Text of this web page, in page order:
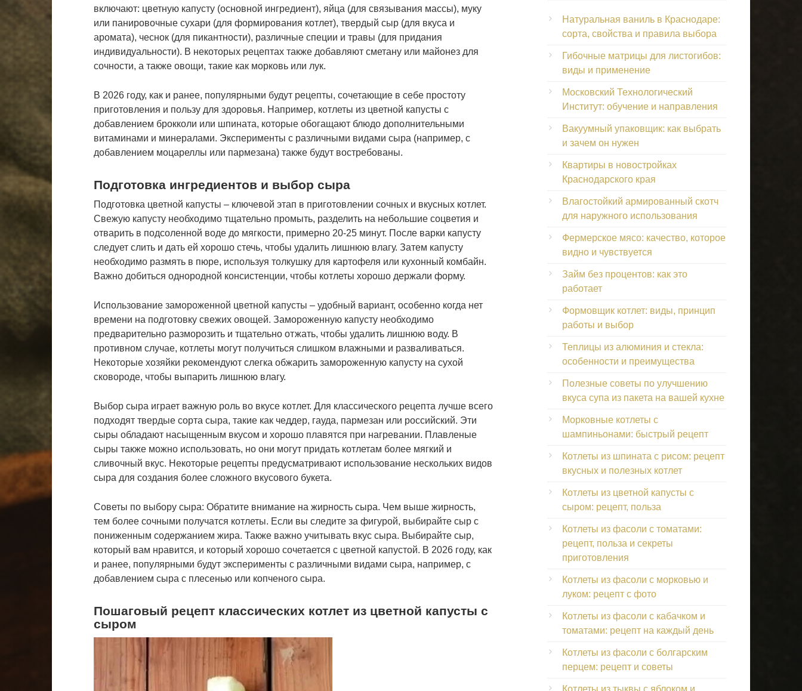
включают: цветную капусту (основной ингредиент), яйца (для связывания массы), муку
или панировочные сухари (для формирования котлет), твердый сыр (для вкуса и
аромата), чеснок (для пикантности), различные специи и травы (для придания
индивидуальности). В некоторых рецептах также добавляют сметану или майонез для
сочности, а также овощи, такие как морковь или лук.
В 2026 году, как и ранее, популярными будут рецепты, сочетающие в себе простоту
приготовления и пользу для здоровья. Например, котлеты из цветной капусты с
добавлением брокколи или шпината, которые обогащают блюдо дополнительными
витаминами и минералами. Эксперименты с различными видами сыра (например, с
добавлением моцареллы или пармезана) также будут востребованы.
Подготовка ингредиентов и выбор сыра
Подготовка цветной капусты – ключевой этап в приготовлении сочных и вкусных котлет.
Свежую капусту необходимо тщательно промыть, разделить на небольшие соцветия и
отварить в подсоленной воде до мягкости, примерно 20-25 минут. После варки капусту
следует слить и дать ей хорошо стечь, чтобы удалить лишнюю влагу. Затем капусту
необходимо размять в пюре, используя толкушку для картофеля или кухонный комбайн.
Важно добиться однородной консистенции, чтобы котлеты хорошо держали форму.
Использование замороженной цветной капусты – удобный вариант, особенно когда нет
времени на подготовку свежих овощей. Замороженную капусту необходимо
предварительно разморозить и тщательно отжать, чтобы удалить лишнюю воду. В
противном случае, котлеты могут получиться слишком влажными и разваливаться.
Некоторые хозяйки рекомендуют слегка обжарить замороженную капусту на сухой
сковороде, чтобы выпарить лишнюю влагу.
Выбор сыра играет важную роль во вкусе котлет. Для классического рецепта лучше всего
подходят твердые сорта сыра, такие как чеддер, гауда, пармезан или российский. Эти
сыры обладают насыщенным вкусом и хорошо плавятся при нагревании. Плавленые
сыры также можно использовать, но они могут придать котлетам более мягкий и
сливочный вкус. Некоторые рецепты предусматривают использование нескольких видов
сыра для создания более сложного вкусового букета.
Советы по выбору сыра: Обратите внимание на жирность сыра. Чем выше жирность,
тем более сочными получатся котлеты. Если вы следите за фигурой, выбирайте сыр с
пониженным содержанием жира. Также важно учитывать вкус сыра. Выбирайте сыр,
который вам нравится, и который хорошо сочетается с цветной капустой. В 2026 году, как
и ранее, популярными будут эксперименты с различными видами сыра, например, с
добавлением сыра с плесенью или копченого сыра.
Пошаговый рецепт классических котлет из цветной капусты с
сыром
Натуральная ваниль в Краснодаре:
сорта, свойства и правила выбора
Гибочные матрицы для листогибов:
виды и применение
Московский Технологический
Институт: обучение и направления
Вакуумный упаковщик: как выбрать
и зачем он нужен
Квартиры в новостройках
Краснодарского края
Влагостойкий армированный скотч
для наружного использования
Фермерское мясо: качество, которое
видно и чувствуется
Займ без процентов: как это
работает
Формовщик котлет: виды, принцип
работы и выбор
Теплицы из алюминия и стекла:
особенности и преимущества
Полезные советы по улучшению
вкуса супа из пакета на вашей кухне
Морковные котлеты с
шампиньонами: быстрый рецепт
Котлеты из шпината с рисом: рецепт
вкусных и полезных котлет
Котлеты из цветной капусты с
сыром: рецепт, польза
Котлеты из фасоли с томатами:
рецепт, польза и секреты
приготовления
Котлеты из фасоли с морковью и
луком: рецепт с фото
Котлеты из фасоли с кабачком и
томатами: рецепт на каждый день
Котлеты из фасоли с болгарским
перцем: рецепт и советы
Котлеты из тыквы с яблоком и